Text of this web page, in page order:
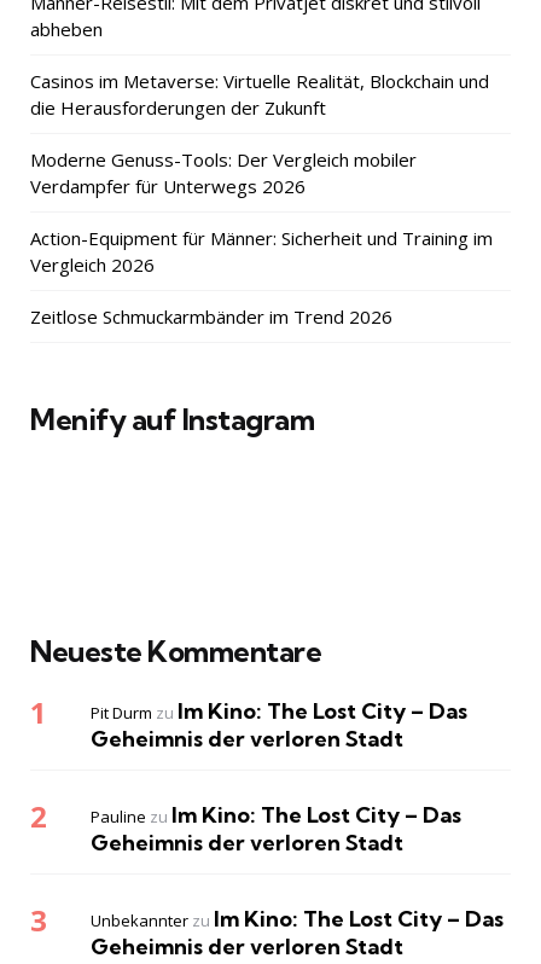
abheben
Casinos im Metaverse: Virtuelle Realität, Blockchain und
die Herausforderungen der Zukunft
Moderne Genuss-Tools: Der Vergleich mobiler
Verdampfer für Unterwegs 2026
Action-Equipment für Männer: Sicherheit und Training im
Vergleich 2026
Zeitlose Schmuckarmbänder im Trend 2026
Menify auf Instagram
Neueste Kommentare
Pit Durm zu Im Kino: The Lost City – Das
Geheimnis der verloren Stadt
Pauline zu Im Kino: The Lost City – Das
Geheimnis der verloren Stadt
Unbekannter zu Im Kino: The Lost City – Das
Geheimnis der verloren Stadt